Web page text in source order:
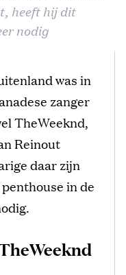
heeft hij dit
nodig
was in
zanger
TheWeeknd,
Reinout
daar zijn
in de